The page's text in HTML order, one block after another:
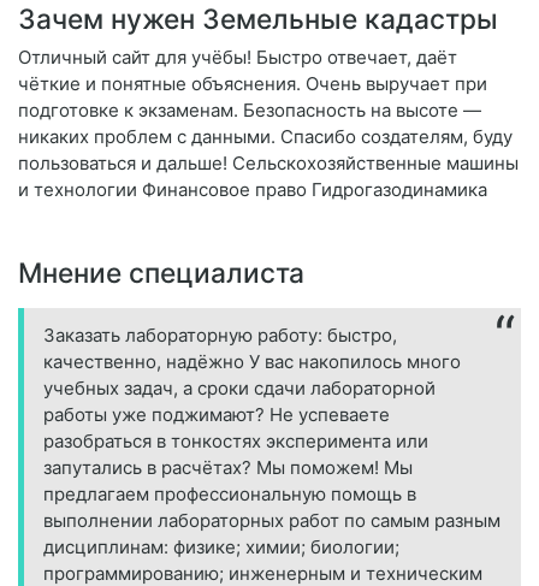
Зачем нужен Земельные кадастры
Отличный сайт для учёбы! Быстро отвечает, даёт
чёткие и понятные объяснения. Очень выручает при
подготовке к экзаменам. Безопасность на высоте —
никаких проблем с данными. Спасибо создателям, буду
пользоваться и дальше! Сельскохозяйственные машины
и технологии Финансовое право Гидрогазодинамика
Мнение специалиста
Заказать лабораторную работу: быстро,
качественно, надёжно У вас накопилось много
учебных задач, а сроки сдачи лабораторной
работы уже поджимают? Не успеваете
разобраться в тонкостях эксперимента или
запутались в расчётах? Мы поможем! Мы
предлагаем профессиональную помощь в
выполнении лабораторных работ по самым разным
дисциплинам: физике; химии; биологии;
программированию; инженерным и техническим